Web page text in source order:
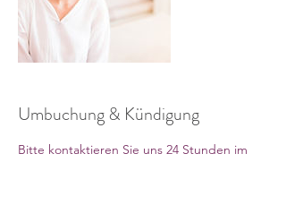
Umbuchung & Kündigung
Bitte kontaktieren Sie uns 24 Stunden im